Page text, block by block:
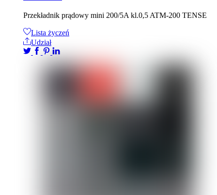
Przekładnik prądowy mini 200/5A kl.0,5 ATM-200 TENSE
Lista życzeń
Udział